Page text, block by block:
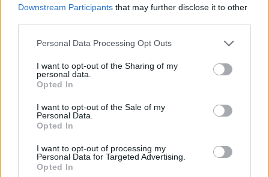
Downstream Participants that may further disclose it to other
Please note that this website/app uses one or more Google
not limited to your visit or usage behaviour. You may click to
grant or deny consent to Google and its third-party tags to
use your data for below specified purposes in below Google
consent section.
Personal Data Processing Opt Outs
I want to opt-out of the Sharing of my
personal data.
Opted In
I want to opt-out of the Sale of my
Personal Data.
Opted In
I want to opt-out of processing my
Personal Data for Targeted Advertising.
Opted In
Media, News
GNTM 3: Όλα όσα έγιναν στην πρεμιέρα –
Ο κούκλος εύζωνας, το plus size μοντέλο
(videos)
08.09.2020